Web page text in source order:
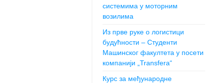
системима у моторним
возилима
Из прве руке о логистици
будућности – Студенти
Машинског факултета у посети
компанији „Transfera“
Курс за међународне